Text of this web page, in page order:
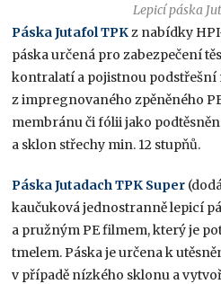
Lepicí páska
Páska Jutafol TPKz nabídky
páska určená pro zabezpečení
kontralatí a pojistnou podstřešní
z impregnovaného zpěněného
membránu či fólii jako
a sklon střechy min. 12 stupňů.
Páska Jutadach TPK Super
kaučuková jednostranně lepicí
a pružným PE filmem, který je
tmelem. Páska je určena k
v případě nízkého sklonu a